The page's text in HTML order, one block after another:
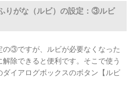
りがな（ルビ）の設定：③ルビ
の③ですが、ルビが必要なくなった
除できると便利です。そこで使う
イアログボックスのボタン【ルビ